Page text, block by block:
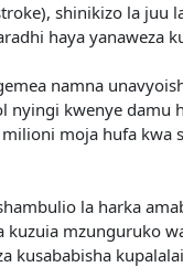
shinikizo la juu
haya yanaweza
namna
kwenye
moja hufa kwa
la harka
mzunguruko
kusababisha